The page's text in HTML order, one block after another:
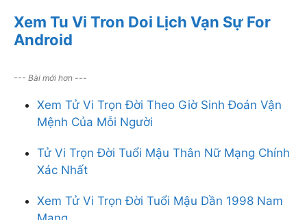
Xem Tu Vi Tron Doi Lịch Vạn Sự For
Android
--- Bài mới hơn ---
Xem Tử Vi Trọn Đời Theo Giờ Sinh Đoán Vận
Mệnh Của Mỗi Người
Tử Vi Trọn Đời Tuổi Mậu Thân Nữ Mạng Chính
Xác Nhất
Xem Tử Vi Trọn Đời Tuổi Mậu Dần 1998 Nam